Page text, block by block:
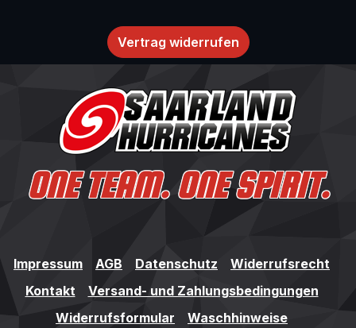
Vertrag widerrufen
Impressum AGB Datenschutz
Widerrufsrecht
Kontakt
Versand- und Zahlungsbedingungen
Widerrufsformular
Waschhinweise